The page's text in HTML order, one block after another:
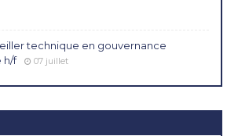
technique en gouvernance
h/f
07 juillet